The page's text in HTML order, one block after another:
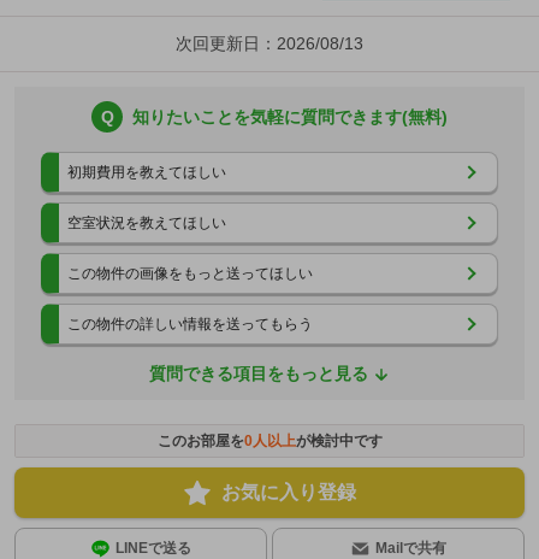
次回更新日：2026/08/13
Q 知りたいことを気軽に質問できます(無料)
初期費用を教えてほしい
空室状況を教えてほしい
この物件の画像をもっと送ってほしい
この物件の詳しい情報を送ってもらう
質問できる項目をもっと見る
このお部屋を0人以上が検討中です
お気に入り登録
LINEで送る Mailで共有